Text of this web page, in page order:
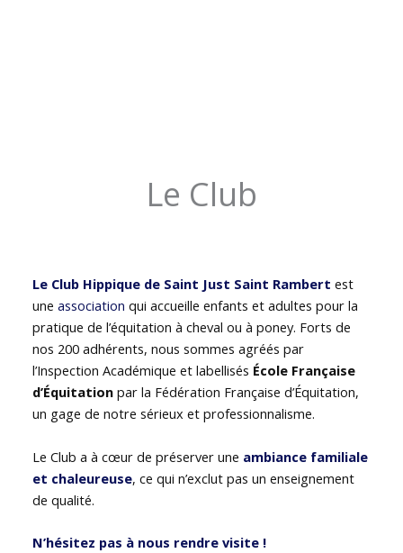
Le Club
Le Club Hippique de Saint Just Saint Rambert est
uneassociation qui accueille enfants et adultes pour la
pratique de l’équitation à cheval ou à poney. Forts de
nos 200 adhérents, nous sommes agréés par
l’Inspection Académique et labellisés École Française
d’Équitation par la Fédération Française d’Équitation,
un gage de notre sérieux et professionnalisme.
Le Club a à cœur de préserver une ambiance familiale
et chaleureuse, ce qui n’exclut pas un enseignement
de qualité.
N’hésitez pas à nous rendre visite !